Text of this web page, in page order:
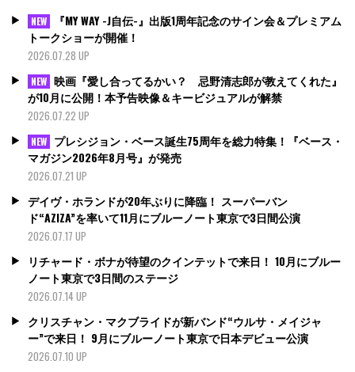
NEW
『MY WAY -J自伝-』出版1周年記念のサイン会＆プレミアム
トークショーが開催！
2026.07.28 UP
NEW 映画『愛し合ってるかい？ 忌野清志郎が教えてくれた』
が10月に公開！本予告映像＆キービジュアルが解禁
2026.07.22 UP
NEW プレシジョン・ベース誕生75周年を総力特集！『ベース・
マガジン2026年8月号』が発売
2026.07.21 UP
デイヴ・ホランドが20年ぶりに降臨！ スーパーバン
ド“AZIZA”を率いて11月にブルーノート東京で3日間公演
2026.07.17 UP
リチャード・ボナが待望のクインテットで来日！ 10月にブルー
ノート東京で3日間のステージ
2026.07.14 UP
クリスチャン・マクブライドが新バンド“ウルサ・メイジャ
ー”で来日！ 9月にブルーノート東京で日本デビュー公演
2026.07.10 UP